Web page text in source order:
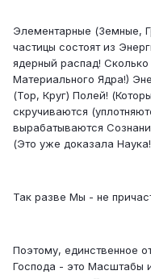
Элементарные (Земные,
частицы состоят из
ядерный распад!
Материального Ядра!)
(Тор, Круг) Полей!
скручиваются
вырабатываются
(Это уже доказала
Так разве Мы - не
Поэтому, единственное
Господа - это Масштабы